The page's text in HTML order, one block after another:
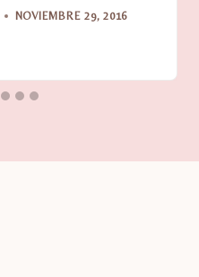
NOVIEMBRE 29, 2016